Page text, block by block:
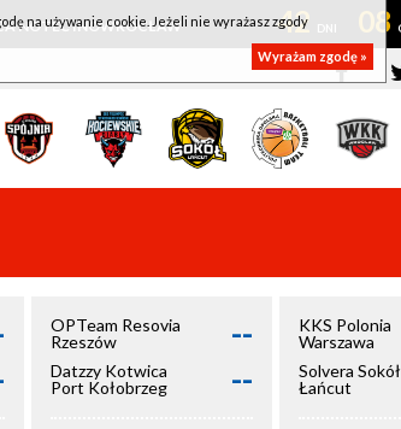
NOTEĆ INOWROCŁAW 42 08
OPTeam Resovia
Rzeszów
--
Datzzy Kotwica
Port Kołobrzeg
--
KKS Polonia
Warszawa
Solvera Sokół
Łańcut
na używanie cookie. Jeżeli nie wyrażasz zgody
Wyrażam zgodę »